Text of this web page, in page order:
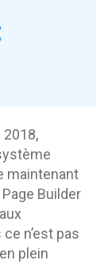
maintenant
Builder
n’est pas
plein